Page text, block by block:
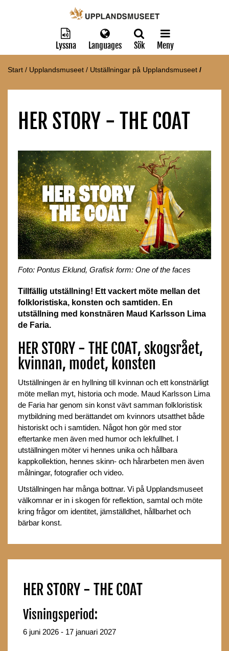
Lyssna Languages Sök Meny
Start / Upplandsmuseet / Utställningar på Upplandsmuseet /
HER STORY - THE COAT
Foto: Pontus Eklund, Grafisk form: One of the faces
Tillfällig utställning! Ett vackert möte mellan det
folkloristiska, konsten och samtiden. En
utställning med konstnären Maud Karlsson Lima
de Faria.
HER STORY - THE COAT, skogsrået,
kvinnan, modet, konsten
Utställningen är en hyllning till kvinnan och ett konstnärligt
möte mellan myt, historia och mode. Maud Karlsson Lima
de Faria har genom sin konst vävt samman folkloristisk
mytbildning med berättandet om kvinnors utsatthet både
historiskt och i samtiden. Något hon gör med stor
eftertanke men även med humor och lekfullhet. I
utställningen möter vi hennes unika och hållbara
kappkollektion, hennes skinn- och hårarbeten men även
målningar, fotografier och video.
Utställningen har många bottnar. Vi på Upplandsmuseet
välkomnar er in i skogen för reflektion, samtal och möte
kring frågor om identitet, jämställdhet, hållbarhet och
bärbar konst.
HER STORY - THE COAT
Visningsperiod:
6 juni 2026 - 17 januari 2027